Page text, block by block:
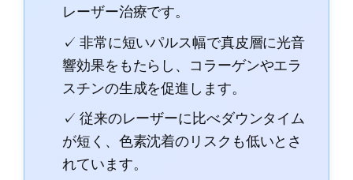
レーザー治療です。
✓ 非常に短いパルス幅で真皮層に光音
響効果をもたらし、コラーゲンやエラ
スチンの生成を促進します。
✓ 従来のレーザーに比べダウンタイム
が短く、色素沈着のリスクも低いとさ
れています。